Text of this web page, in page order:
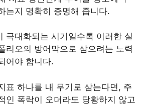
는지 명확히 증명해 줍니다.
극대화되는 시기일수록 이러한 실
리오의 방어막으로 삼으려는 노력
어야 합니다.
표 하나를 내 무기로 삼는다면, 주
인 폭락이 오더라도 당황하지 않고